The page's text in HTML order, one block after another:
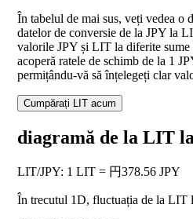
În tabelul de mai sus, veți vedea o
datelor de conversie de la JPY la
valorile JPY și LIT la diferite sume
acoperă ratele de schimb de la 1
permițându-vă să înțelegeți clar
Cumpărați LIT acum
diagramă de la LIT
LIT/JPY: 1 LIT = 円378.56 JPY
În trecutul 1D, fluctuația de la LIT